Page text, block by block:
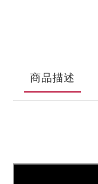
商品描述